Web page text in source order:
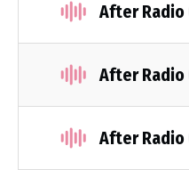
After
After
After Radio